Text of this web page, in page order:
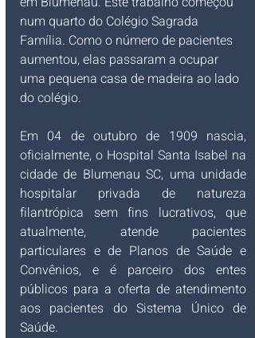
num quarto do Colégio Sagrada
Família. Como o número de pacientes
aumentou, elas passaram a ocupar
uma pequena casa de madeira ao lado
do colégio.
Em 04 de outubro de 1909 nascia,
oficialmente, o Hospital Santa Isabel na
cidade de Blumenau SC, uma unidade
hospitalar privada de natureza
filantrópica sem fins lucrativos, que
atualmente, atende pacientes
particulares e de Planos de Saúde e
Convênios, e é parceiro dos entes
públicos para a oferta de atendimento
aos pacientes do Sistema Único de
Saúde.